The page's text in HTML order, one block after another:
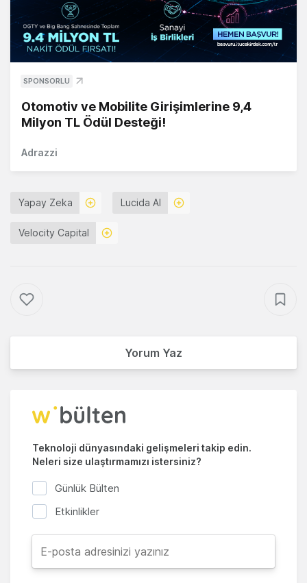
SPONSORLU
Otomotiv ve Mobilite Girişimlerine 9,4
Milyon TL Ödül Desteği!
Adrazzi
Yapay Zeka Lucida AI
Velocity Capital
Yorum Yaz
Teknoloji dünyasındaki gelişmeleri takip edin.
Neleri size ulaştırmamızı istersiniz?
Günlük Bülten
Etkinlikler